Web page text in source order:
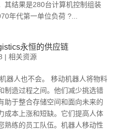
其结果是280台计算机控制组装
年代第一单位负荷 ?...
永恒的供应链
| 相关资源
人也不会。 移动机器人将物料
制造过程之间。他们减少挑选错
助于整合存储空间和面向未来的
成本上涨和短缺。它们提高人体
熟练的员工队伍。机器人移动性